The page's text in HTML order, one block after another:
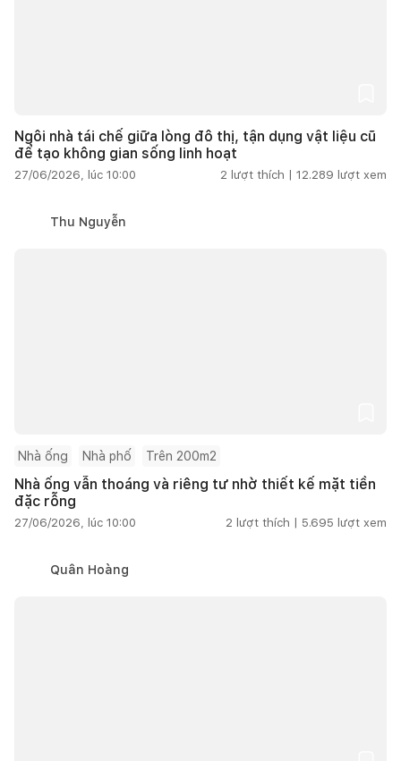
Ngôi nhà tái chế giữa lòng đô thị, tận dụng vật liệu cũ
để tạo không gian sống linh hoạt
27/06/2026, lúc 10:00 2 lượt thích | 12.289 lượt xem
Thu Nguyễn
Nhà ống Nhà phố Trên 200m2
Nhà ống vẫn thoáng và riêng tư nhờ thiết kế mặt tiền
đặc rỗng
27/06/2026, lúc 10:00 2 lượt thích | 5.695 lượt xem
Quân Hoàng